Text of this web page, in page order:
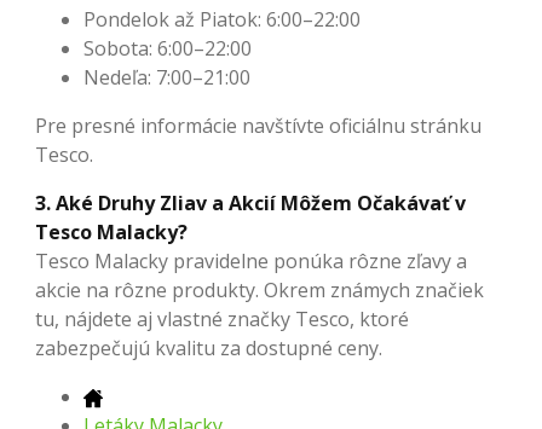
Pondelok až Piatok: 6:00–22:00
Sobota: 6:00–22:00
Nedeľa: 7:00–21:00
Pre presné informácie navštívte oficiálnu stránku
Tesco.
3. Aké Druhy Zliav a Akcií Môžem Očakávať v
Tesco Malacky?
Tesco Malacky pravidelne ponúka rôzne zľavy a
akcie na rôzne produkty. Okrem známych značiek
tu, nájdete aj vlastné značky Tesco, ktoré
zabezpečujú kvalitu za dostupné ceny.